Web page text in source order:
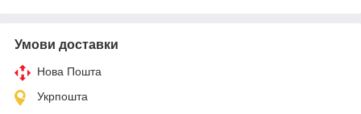
Умови доставки
Нова Пошта
Укрпошта